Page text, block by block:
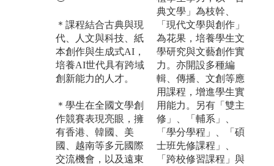
＊課程結合古典與現
代、人文與科技、紙
本創作與生成式AI，
培養AI世代具有跨域
創新能力的人才。
＊學生在全國文學創
作競賽表現亮眼，擁
有香港、韓國、美
國、越南等多元國際
交流機會，以及遠東
典文學」為枝幹、
「現代文學與創作」
為花果，培養學生文
學研究與文藝創作實
力。亦開設多種編
輯、傳播、文創等應
用課程，增進學生實
用能力。另有「雙主
修」、「輔系」、
「學分學程」、「碩
士班先修課程」、
「跨校修習課程」與